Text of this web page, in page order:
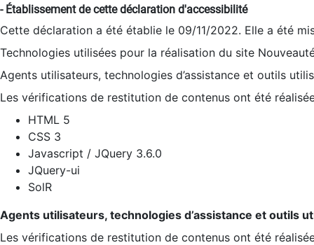
- Établissement de cette déclaration d'accessibilité
Cette déclaration a été établie le 09/11/2022. Elle a été
Technologies utilisées pour la réalisation du site
Agents utilisateurs, technologies d’assistance et outils
Les vérifications de restitution de contenus ont été
HTML 5
CSS 3
Javascript / JQuery 3.6.0
JQuery-ui
SolR
Agents utilisateurs, technologies d’assistance et outils
Les vérifications de restitution de contenus ont été